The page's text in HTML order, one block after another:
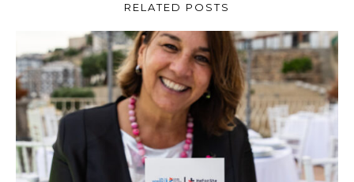
Roadshow
Italia
2019
RELATED POSTS